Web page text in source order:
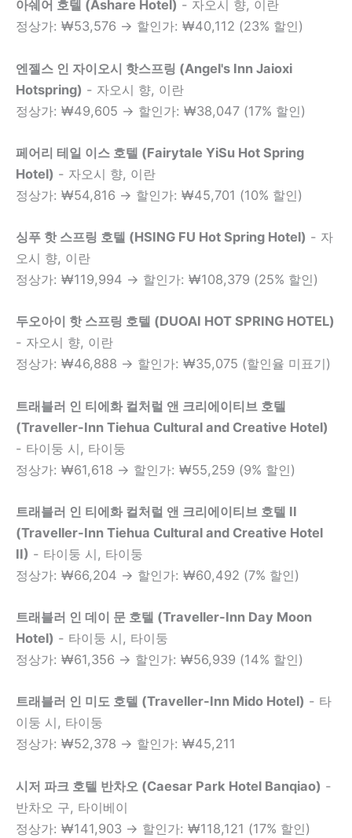
아쉐어 호텔 (Ashare Hotel) - 자오시 향, 이란
정상가: ₩53,576 → 할인가: ₩40,112 (23% 할인)
엔젤스 인 자이오시 핫스프링 (Angel's Inn Jaioxi
Hotspring) - 자오시 향, 이란
정상가: ₩49,605 → 할인가: ₩38,047 (17% 할인)
페어리 테일 이스 호텔 (Fairytale YiSu Hot Spring
Hotel) - 자오시 향, 이란
정상가: ₩54,816 → 할인가: ₩45,701 (10% 할인)
싱푸 핫 스프링 호텔 (HSING FU Hot Spring Hotel) - 자
오시 향, 이란
정상가: ₩119,994 → 할인가: ₩108,379 (25% 할인)
두오아이 핫 스프링 호텔 (DUOAI HOT SPRING HOTEL)
- 자오시 향, 이란
정상가: ₩46,888 → 할인가: ₩35,075 (할인율 미표기)
트래블러 인 티에화 컬처럴 앤 크리에이티브 호텔
(Traveller-Inn Tiehua Cultural and Creative Hotel)
- 타이둥 시, 타이둥
정상가: ₩61,618 → 할인가: ₩55,259 (9% 할인)
트래블러 인 티에화 컬처럴 앤 크리에이티브 호텔 II
(Traveller-Inn Tiehua Cultural and Creative Hotel
II) - 타이둥 시, 타이둥
정상가: ₩66,204 → 할인가: ₩60,492 (7% 할인)
트래블러 인 데이 문 호텔 (Traveller-Inn Day Moon
Hotel) - 타이둥 시, 타이둥
정상가: ₩61,356 → 할인가: ₩56,939 (14% 할인)
트래블러 인 미도 호텔 (Traveller-Inn Mido Hotel) - 타
이둥 시, 타이둥
정상가: ₩52,378 → 할인가: ₩45,211
시저 파크 호텔 반차오 (Caesar Park Hotel Banqiao) -
반차오 구, 타이베이
정상가: ₩141,903 → 할인가: ₩118,121 (17% 할인)